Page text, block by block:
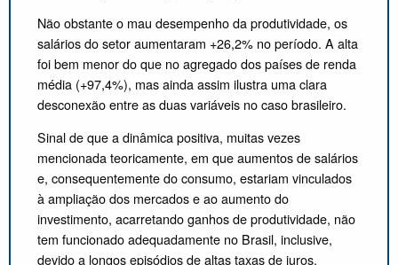
Não obstante o mau desempenho da produtividade, os
salários do setor aumentaram +26,2% no período. A alta
foi bem menor do que no agregado dos países de renda
média (+97,4%), mas ainda assim ilustra uma clara
desconexão entre as duas variáveis no caso brasileiro.
Sinal de que a dinâmica positiva, muitas vezes
mencionada teoricamente, em que aumentos de salários
e, consequentemente do consumo, estariam vinculados
à ampliação dos mercados e ao aumento do
investimento, acarretando ganhos de produtividade, não
tem funcionado adequadamente no Brasil, inclusive,
devido a longos episódios de altas taxas de juros.